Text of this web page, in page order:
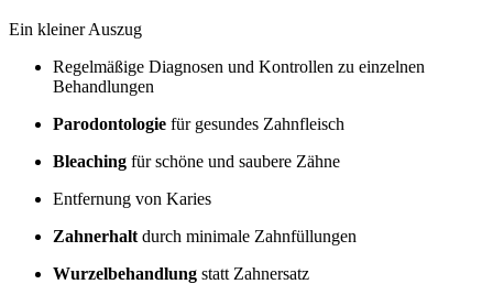
Ein kleiner Auszug
Regelmäßige Diagnosen und Kontrollen zu einzelnen
Behandlungen
Parodontologie für gesundes Zahnfleisch
Bleaching für schöne und saubere Zähne
Entfernung von Karies
Zahnerhalt durch minimale Zahnfüllungen
Wurzelbehandlung statt Zahnersatz